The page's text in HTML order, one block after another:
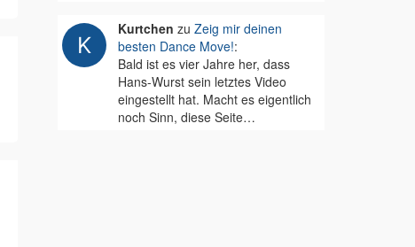
Kurtchen zu Zeig mir deinen
besten Dance Move!:
Bald ist es vier Jahre her, dass
Hans-Wurst sein letztes Video
eingestellt hat. Macht es eigentlich
noch Sinn, diese Seite…